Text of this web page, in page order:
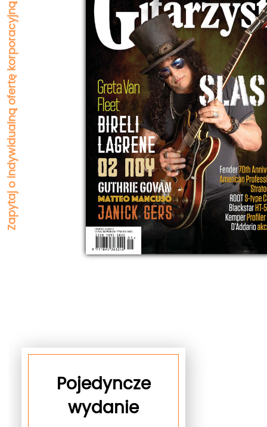
Zapytaj o indywidualną ofertę korporacyjną
Pojedyncze
wydanie